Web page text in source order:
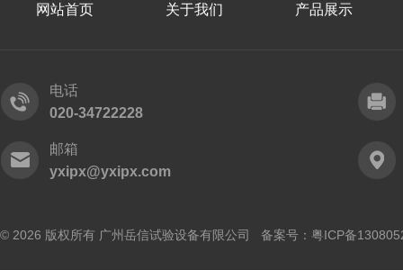
网站首页 关于我们 产品展示
电话
020-34722228
邮箱
yxipx@yxipx.com
© 2026 版权所有 广州岳信试验设备有限公司 备案号： 粤ICP备